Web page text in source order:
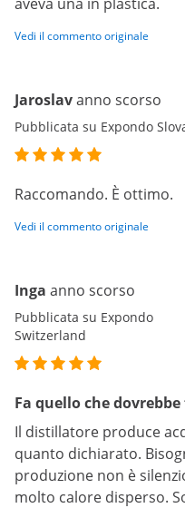
Vedi il commento originale
Jaroslavanno scorso
Pubblicata su Expondo
Raccomando. È ottimo.
Vedi il commento originale
Inga anno scorso
Pubblicata su Expondo
Switzerland
Fa quello che
Il distillatore produce
quanto dichiarato.
produzione non è
molto calore disperso.